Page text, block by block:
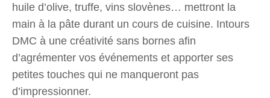
huile d’olive, truffe, vins slovènes… mettront la
main à la pâte durant un cours de cuisine. Intours
DMC à une créativité sans bornes afin
d’agrémenter vos événements et apporter ses
petites touches qui ne manqueront pas
d’impressionner.